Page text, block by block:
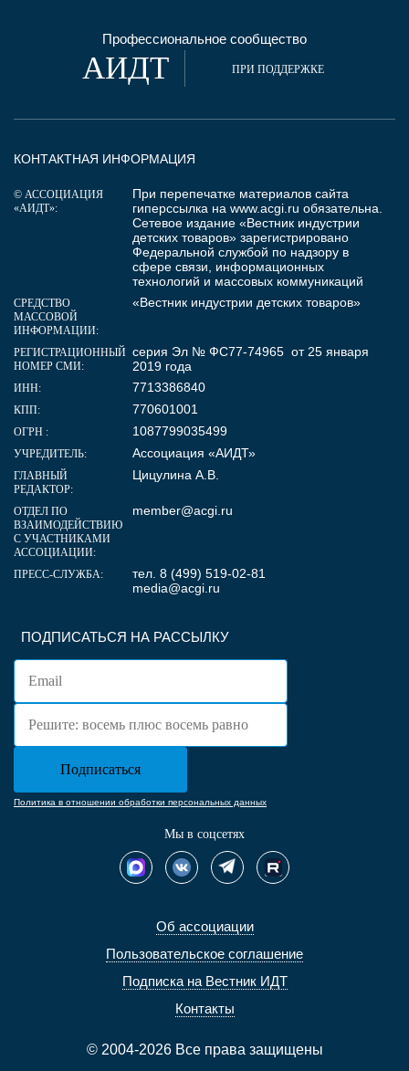
Профессиональное сообщество
АИДТ ПРИ ПОДДЕРЖКЕ
Об ассоциации
Пользовательское соглашение
Подписка на Вестник ИДТ
Контакты
© 2004-2026 Все права защищены
ПОДПИСАТЬСЯ НА РАССЫЛКУ
Политика в отношении обработки персональных данных
Мы в соцсетях
КОНТАКТНАЯ ИНФОРМАЦИЯ
© АССОЦИАЦИЯ
«АИДТ»:
При перепечатке материалов сайта
гиперссылка на www.acgi.ru обязательна.
Сетевое издание «Вестник индустрии
детских товаров» зарегистрировано
Федеральной службой по надзору в
сфере связи, информационных
технологий и массовых коммуникаций
СРЕДСТВО
МАССОВОЙ
ИНФОРМАЦИИ:
«Вестник индустрии детских товаров»
РЕГИСТРАЦИОННЫЙ
НОМЕР СМИ:
серия Эл № ФС77-74965 от 25 января
2019 года
ИНН: 7713386840
КПП: 770601001
ОГРН : 1087799035499
УЧРЕДИТЕЛЬ: Ассоциация «АИДТ»
ГЛАВНЫЙ
РЕДАКТОР:
Цицулина А.В.
ОТДЕЛ ПО
ВЗАИМОДЕЙСТВИЮ
С УЧАСТНИКАМИ
АССОЦИАЦИИ:
member@acgi.ru
ПРЕСС-СЛУЖБА:
тел. 8 (499) 519-02-81
media@acgi.ru